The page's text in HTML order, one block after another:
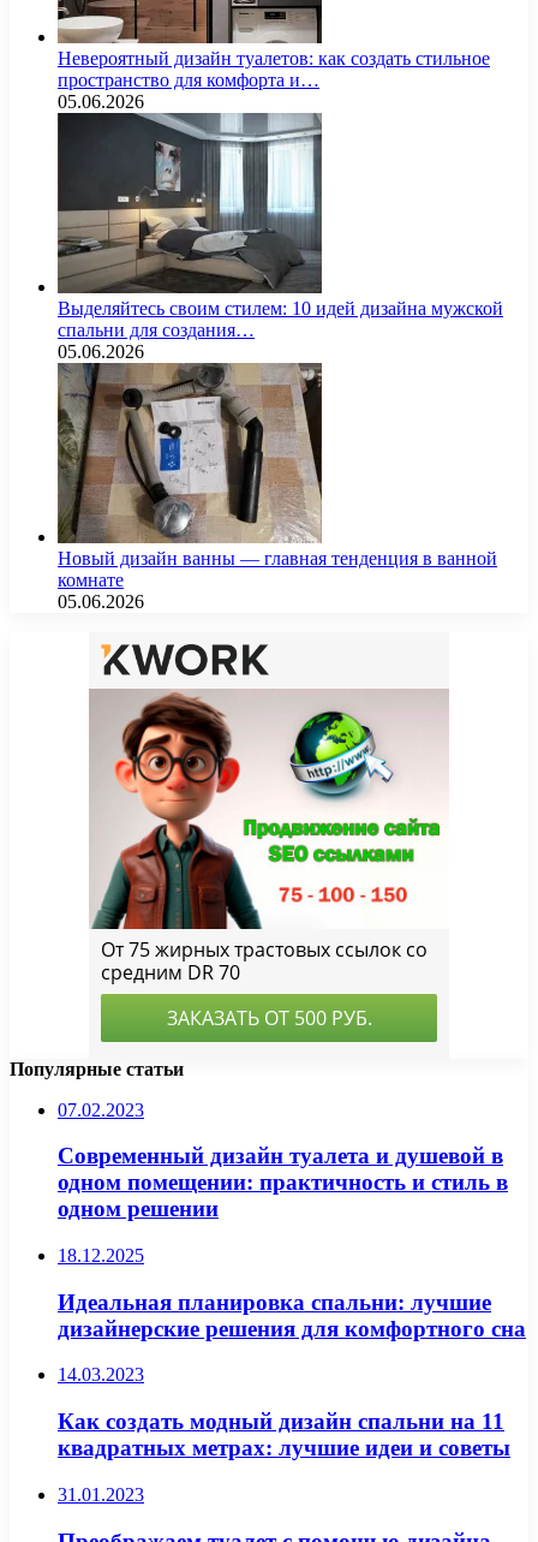
Невероятный дизайн туалетов: как создать стильное
пространство для комфорта и…
05.06.2026
Выделяйтесь своим стилем: 10 идей дизайна мужской
спальни для создания…
05.06.2026
Новый дизайн ванны — главная тенденция в ванной
комнате
05.06.2026
Популярные статьи
07.02.2023
Современный дизайн туалета и душевой в
одном помещении: практичность и стиль в
одном решении
18.12.2025
Идеальная планировка спальни: лучшие
дизайнерские решения для комфортного сна
14.03.2023
Как создать модный дизайн спальни на 11
квадратных метрах: лучшие идеи и советы
31.01.2023